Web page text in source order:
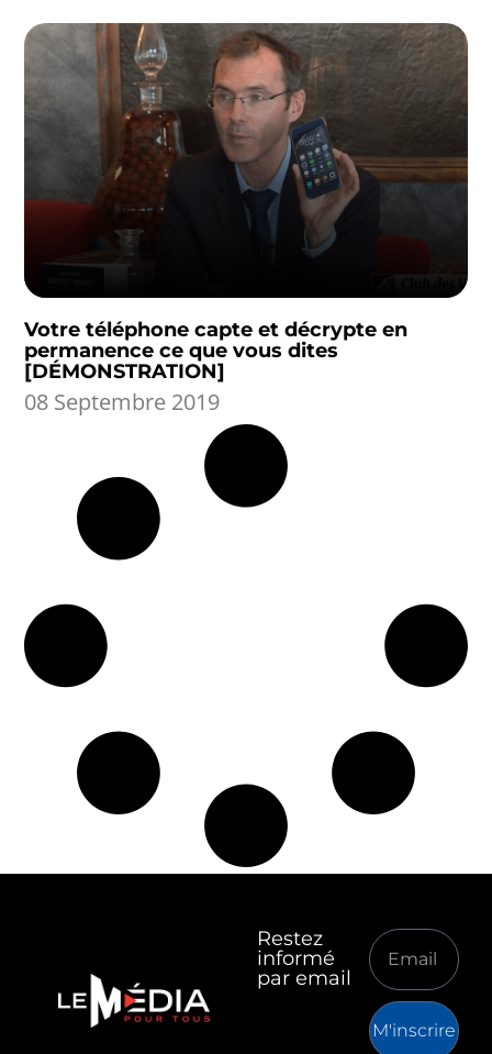
Votre téléphone capte et décrypte en
permanence ce que vous dites
[DÉMONSTRATION]
08 Septembre 2019
Restez
informé
par email
M'inscrire